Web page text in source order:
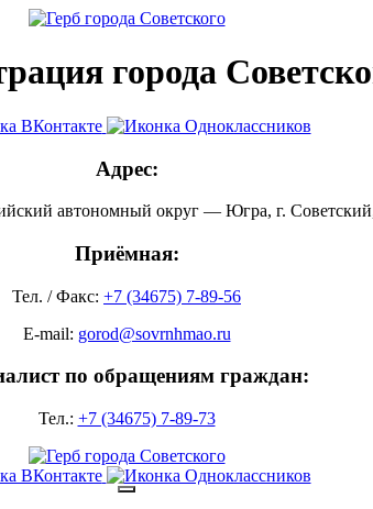
города
Адрес:
автономный округ — Югра, г.
Приёмная:
Тел. / Факс: +7 (34675) 7-89-56
E-mail: gorod@sovrnhmao.ru
по обращениям граждан:
Тел.: +7 (34675) 7-89-73